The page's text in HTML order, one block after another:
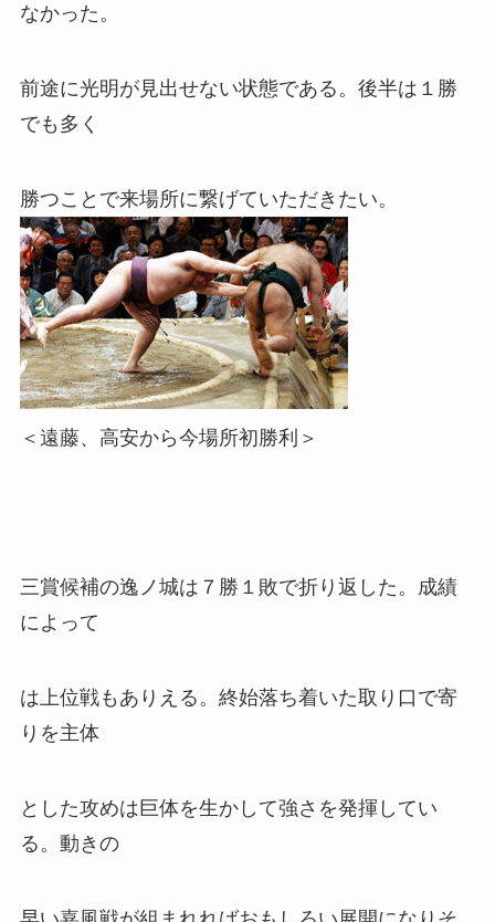
なかった。
前途に光明が見出せない状態である。後半は１勝
でも多く
勝つことで来場所に繋げていただきたい。
＜遠藤、高安から今場所初勝利＞
三賞候補の逸ノ城は７勝１敗で折り返した。成績
によって
は上位戦もありえる。終始落ち着いた取り口で寄
りを主体
とした攻めは巨体を生かして強さを発揮してい
る。動きの